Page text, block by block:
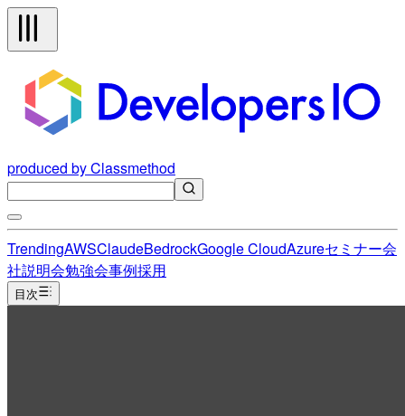
produced by Classmethod
TrendingAWSClaudeBedrockGoogle CloudAzureセミナー会
社説明会勉強会事例採用
目次